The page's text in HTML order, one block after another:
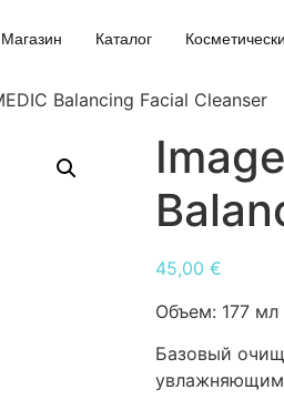
Магазин Каталог
Balancing Facial Cleanser
45,00 €
Объем: 177 мл
Базовый